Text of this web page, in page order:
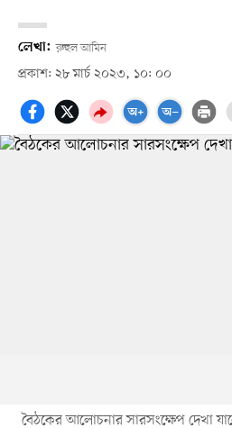
লেখা: রুহুল আমিন
প্রকাশ: ২৮ মার্চ ২০২৩, ১০: ০০
বৈঠকের আলোচনার সারসংক্ষেপ দেখা